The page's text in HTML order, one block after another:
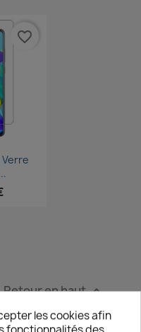
Verre
favorite_border
Retour en haut
les cookies afin